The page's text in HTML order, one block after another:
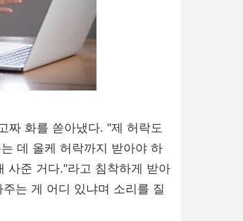
짜 화를 쏟아냈다. "제 허락도
데 올케 허락까지 받아야 하
사준 거다."라고 침착하게 받아
는 게 어디 있냐며 소리를 질